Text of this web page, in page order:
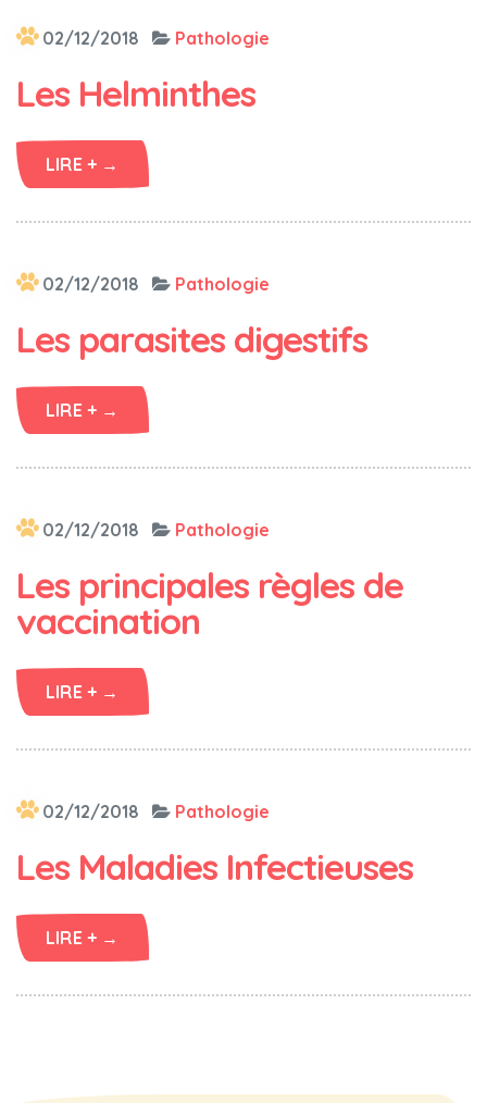
02/12/2018 Pathologie
Les Helminthes
LIRE + →
02/12/2018 Pathologie
Les parasites digestifs
LIRE + →
02/12/2018 Pathologie
Les principales règles de
vaccination
LIRE + →
02/12/2018 Pathologie
Les Maladies Infectieuses
LIRE + →